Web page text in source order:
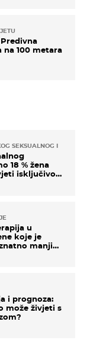
SEKSUALNOG ISKUSTVA
18 % žena
isključivo
u
koje je
manji
i prognoza:
može živjeti s
na 100 metara